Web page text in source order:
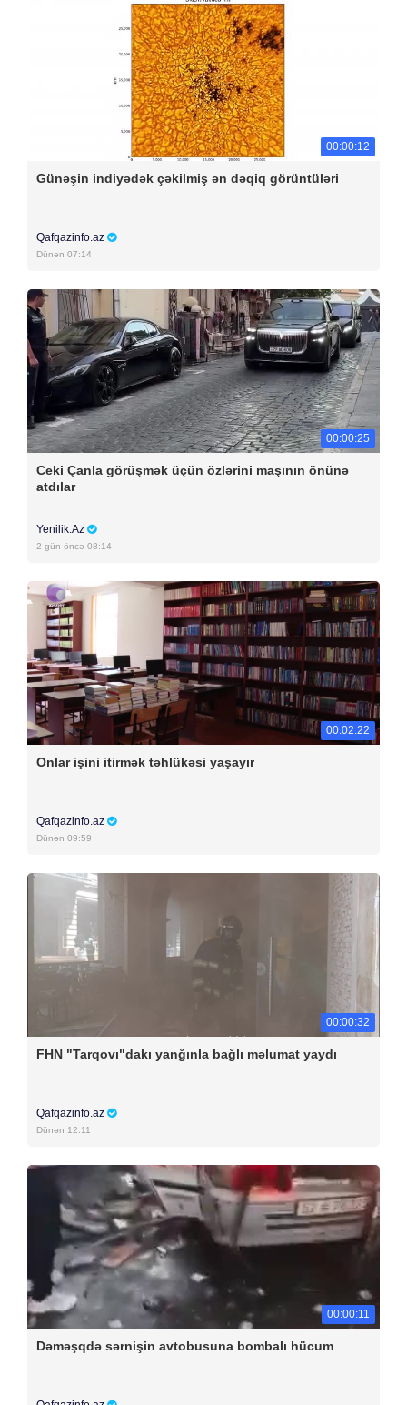
00:00:12
Günəşin indiyədək çəkilmiş ən dəqiq görüntüləri
Qafqazinfo.az
Dünən 07:14
00:00:25
Ceki Çanla görüşmək üçün özlərini maşının önünə
atdılar
Yenilik.Az
2 gün öncə 08:14
00:02:22
Onlar işini itirmək təhlükəsi yaşayır
Qafqazinfo.az
Dünən 09:59
00:00:32
FHN "Tarqovı"dakı yanğınla bağlı məlumat yaydı
Qafqazinfo.az
Dünən 12:11
00:00:11
Dəməşqdə sərnişin avtobusuna bombalı hücum